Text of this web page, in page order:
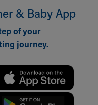
& Baby App
of your
journey.